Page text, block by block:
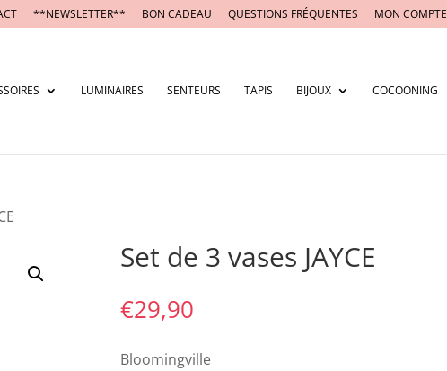
**NEWSLETTER** BON CADEAU QUESTIONS FRÉQUENTES MON COMPTE
LUMINAIRES SENTEURS TAPIS BIJOUX COCOONING
Set de 3 vases JAYCE
€29,90
Bloomingville